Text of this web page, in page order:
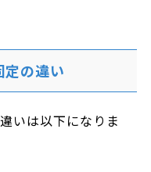
の違い
いは以下になりま